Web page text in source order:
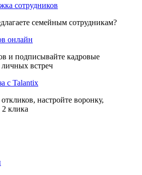
сотрудников
семейным сотрудникам?
онлайн
и подписывайте кадровые
встреч
с Talantix
настройте воронку,
2 клика